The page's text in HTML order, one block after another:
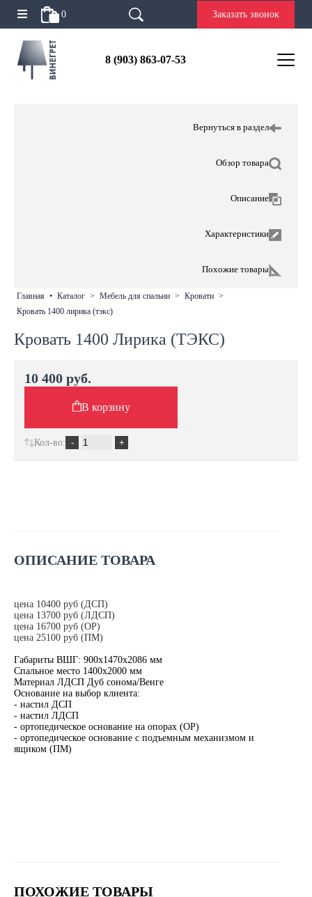
0 Заказать звонок
8 (903) 863-07-53
Вернуться в раздел
Обзор товара
Описание
Характеристики
Похожие товары
главная • каталог > мебель для спальни > кровати >
кровать 1400 лирика (тэкс)
Кровать 1400 Лирика (ТЭКС)
ОПИСАНИЕ ТОВАРА
цена 10400 руб (ДСП)
цена 13700 руб (ЛДСП)
цена 16700 руб (ОР)
цена 25100 руб (ПМ)
Габариты ВШГ: 900х1470х2086 мм
Спальное место 1400х2000 мм
Материал ЛДСП Дуб сонома/Венге
Основание на выбор клиента:
- настил ДСП
- настил ЛДСП
- ортопедическое основание на опорах (ОР)
- ортопедическое основание с подъемным механизмом и
ящиком (ПМ)
ПОХОЖИЕ ТОВАРЫ
10 400 руб.
В корзину
Кол-во: